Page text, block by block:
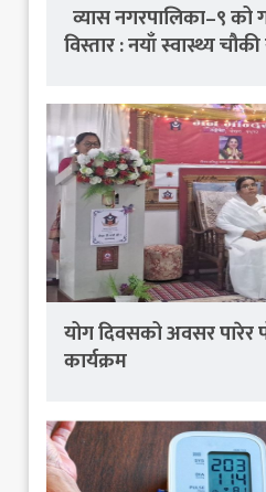
व्यास नगरपालिका–९ को
विस्तार : नयाँ स्वास्थ्य
योग दिवसको अवसर पारेर
कार्यक्रम